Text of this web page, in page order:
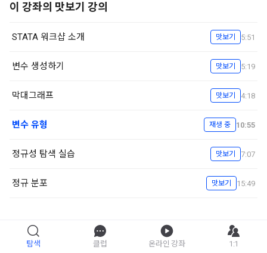
이 강좌의 맛보기 강의
STATA 워크샵 소개 맛보기 5:51
변수 생성하기 맛보기 5:19
막대그래프 맛보기 4:18
변수 유형 재생 중 10:55
정규성 탐색 실습 맛보기 7:07
정규 분포 맛보기 15:49
초보자를 위한 STATA 통계분석
탐색 클럽 온라인 강좌 1:1